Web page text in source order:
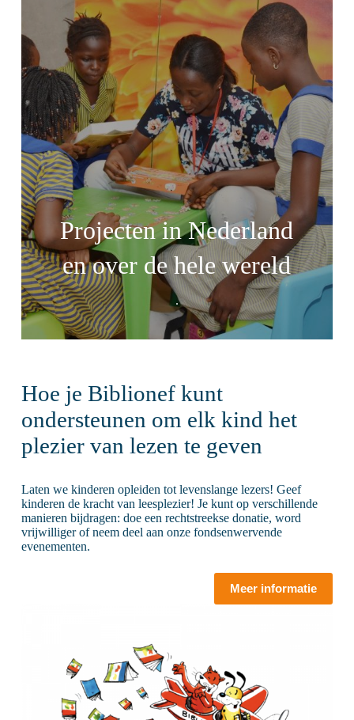
Projecten in Nederland
en over de hele wereld
.
Hoe je Biblionef kunt
ondersteunen om elk kind het
plezier van lezen te geven
Laten we kinderen opleiden tot levenslange lezers! Geef
kinderen de kracht van leesplezier! Je kunt op verschillende
manieren bijdragen: doe een rechtstreekse donatie, word
vrijwilliger of neem deel aan onze fondsenwervende
evenementen.
Meer informatie